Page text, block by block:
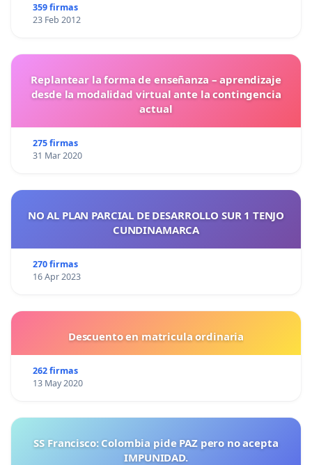
359 firmas
23 Feb 2012
Replantear la forma de enseñanza – aprendizaje
desde la modalidad virtual ante la contingencia
actual
275 firmas
31 Mar 2020
NO AL PLAN PARCIAL DE DESARROLLO SUR 1 TENJO
CUNDINAMARCA
270 firmas
16 Apr 2023
Descuento en matricula ordinaria
262 firmas
13 May 2020
SS Francisco: Colombia pide PAZ pero no acepta
IMPUNIDAD.